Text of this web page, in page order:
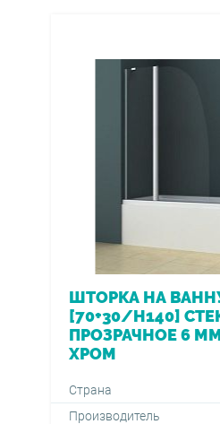
ШТОРКА НА
[70+30/H140]
ПРОЗРАЧНОЕ 6
ХРОМ
Страна
Производитель